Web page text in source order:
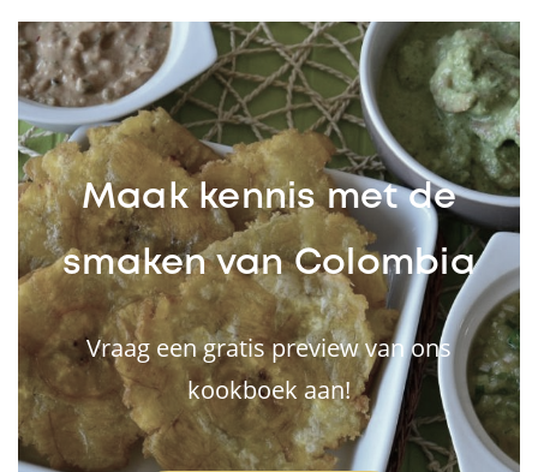
Maak kennis met de
smaken van Colombia
Vraag een gratis preview van ons
kookboek aan!